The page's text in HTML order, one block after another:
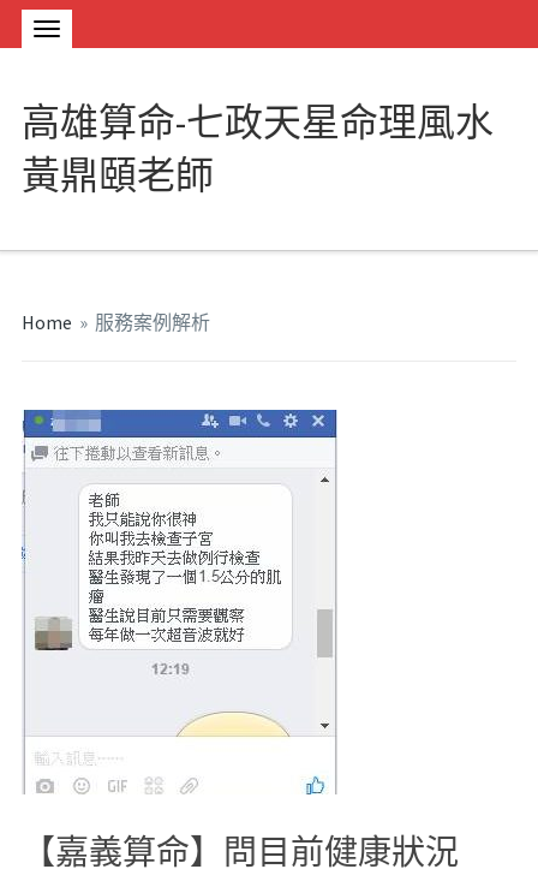
高雄算命-七政天星命理風水
黃鼎頤老師
Home » 服務案例解析
【嘉義算命】問目前健康狀況